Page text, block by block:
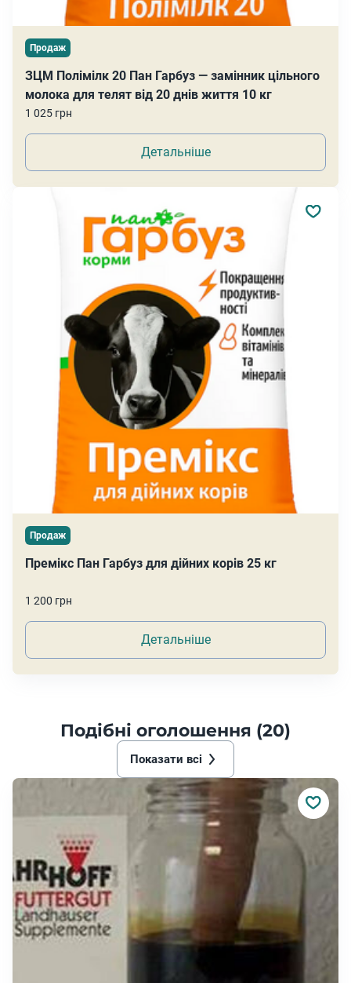
Продаж
ЗЦМ Полімілк 20 Пан Гарбуз — замінник цільного
молока для телят від 20 днів життя 10 кг
1 025 грн
Детальніше
Продаж
Премікс Пан Гарбуз для дійних корів 25 кг
1 200 грн
Детальніше
Подібні оголошення (20)
Показати всі